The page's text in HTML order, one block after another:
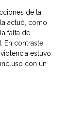
de la
actuó, como
falta de
contraste,
estuvo
con un